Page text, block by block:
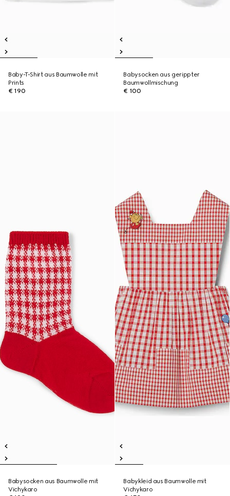
Baby-T-Shirt aus Baumwolle mit
Prints
€ 190
Babysocken aus gerippter
Baumwollmischung
€ 100
Babysocken aus Baumwolle mit
Vichykaro
Babykleid aus Baumwolle mit
Vichykaro